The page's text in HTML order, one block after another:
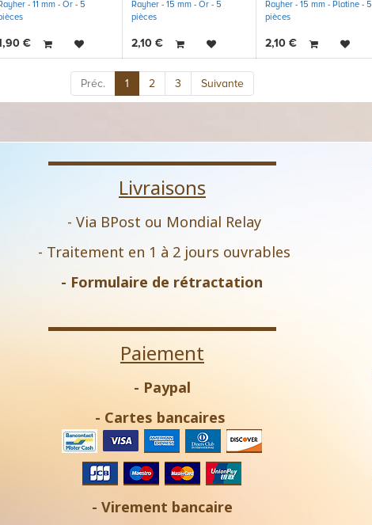
- 11 mm - Or - 5
€
Rayher - 15 mm - Or - 5
pièces
2,10€
Rayher - 15 mm - Platine - 5
pièces
2,10€
Préc. 1 2 3 Suivante
Livraisons
- Via BPost ou Mondial Relay
- Traitement en 1 à 2 jours ouvrables
- Formulaire de rétractation
Paiement
- Paypal
- Cartes bancaires
- Virement bancaire